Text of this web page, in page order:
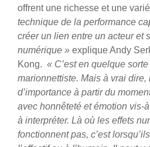
offrent une richesse et une
technique de la performance
créer un lien entre un acteur et
numérique » explique Andy
Kong. « C’est en quelque
marionnettiste. Mais à vrai dire,
d’importance à partir du
avec honnêteté et émotion vis-
à interpréter. Là où les effets
fonctionnent pas, c’est